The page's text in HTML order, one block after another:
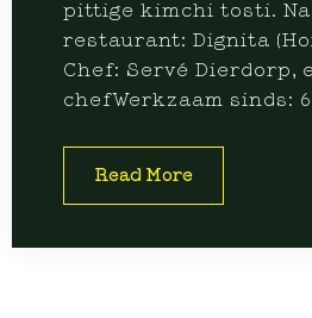
pittige kimchi tosti.
restaurant: Dignita
Chef: Servé Dierdorp,
chefWerkzaam sinds:
Read More